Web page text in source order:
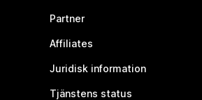
Partner
Affiliates
Juridisk information
Tjänstens status